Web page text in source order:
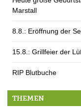
Marstall
8.8.: Eröffnung der
15.8.: Grillfeier der
RIP Blutbuche
THEMEN